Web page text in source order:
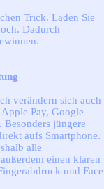
Trick. Laden Sie
Dadurch
verändern sich auch
Pay, Google
jüngere
aufs Smartphone.
alle
einen klaren
und Face